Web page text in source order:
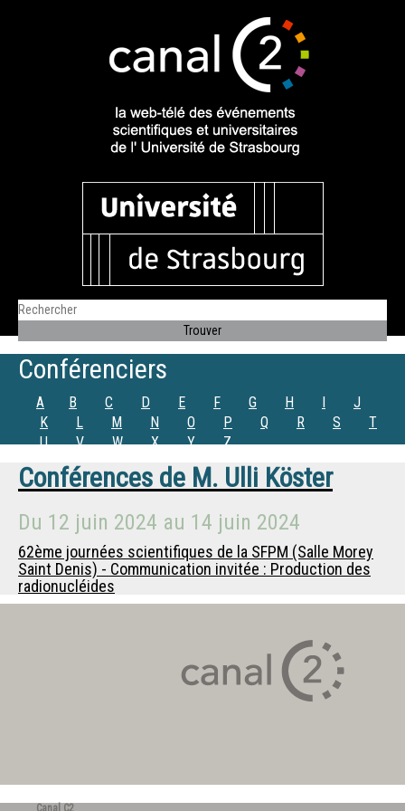
Conférenciers
A B C D E F G H I
J
K
L M N O P Q R S
T
U
V W X Y Z
Conférences de M. Ulli Köster
Du 12 juin 2024 au 14 juin 2024
62ème journées scientifiques de la SFPM (Salle Morey
Saint Denis) - Communication invitée : Production des
radionucléides
Canal C2